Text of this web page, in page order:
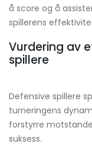
å score og å
spillerens
Vurdering av
spillere
Defensive spillere
turneringens
forstyrre
suksess.